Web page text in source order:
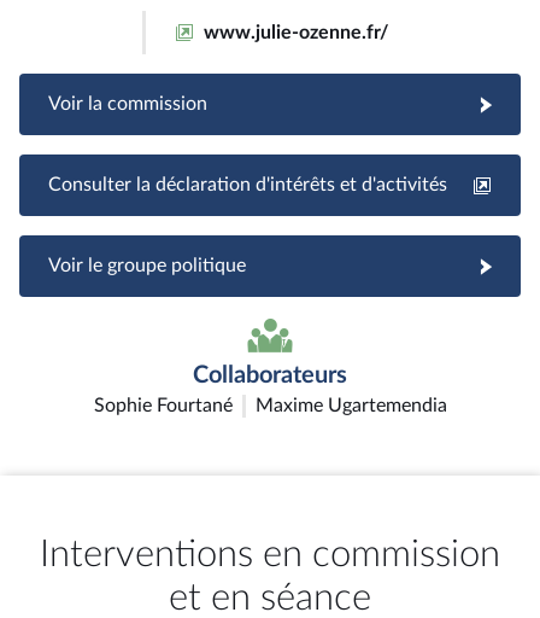
www.julie-ozenne.fr/
Voir la commission
Consulter la déclaration d'intérêts et d'activités
Voir le groupe politique
Collaborateurs
Sophie Fourtané Maxime Ugartemendia
Interventions en commission
et en séance